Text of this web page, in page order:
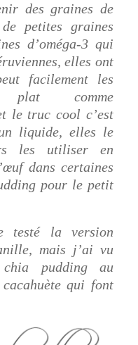
des graines de
petites graines
d’oméga-3 qui
elles ont
facilement les
comme
le truc cool c’est
liquide, elles le
les utiliser en
dans certaines
pour le petit
testé la version
mais j’ai vu
pudding au
qui font